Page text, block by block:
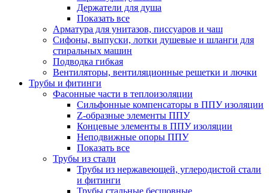
Держатели для душа
Показать все
Арматура для унитазов, писсуаров и чаш
Сифоны, выпуски, лотки душевые и шланги для
стиральных машин
Подводка гибкая
Вентиляторы, вентиляционные решетки и лючки
Трубы и фитинги
Фасонные части в теплоизоляции
Cильфонные компенсаторы в ППУ изоляции
Z-образные элементы ППУ
Концевые элементы в ППУ изоляции
Неподвижные опоры ППУ
Показать все
Трубы из стали
Трубы из нержавеющей, углеродистой стали
и фитинги
Трубы стальные бесшовные